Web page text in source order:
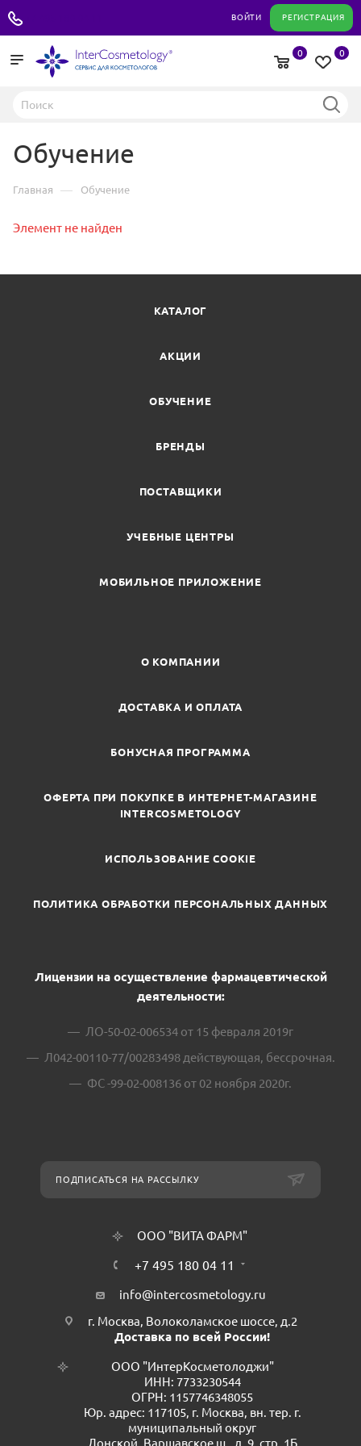
ВОЙТИ РЕГИСТРАЦИЯ
0
0
Обучение
Главная — Обучение
Элемент не найден
КАТАЛОГ
АКЦИИ
ОБУЧЕНИЕ
БРЕНДЫ
ПОСТАВЩИКИ
УЧЕБНЫЕ ЦЕНТРЫ
МОБИЛЬНОЕ ПРИЛОЖЕНИЕ
О КОМПАНИИ
ДОСТАВКА И ОПЛАТА
БОНУСНАЯ ПРОГРАММА
ОФЕРТА ПРИ ПОКУПКЕ В ИНТЕРНЕТ-МАГАЗИНЕ
INTERCOSMETOLOGY
ИСПОЛЬЗОВАНИЕ COOKIE
ПОЛИТИКА ОБРАБОТКИ ПЕРСОНАЛЬНЫХ ДАННЫХ
Лицензии на осуществление фармацевтической
деятельности:
ЛО-50-02-006534 от 15 февраля 2019г
Л042-00110-77/00283498 действующая, бессрочная.
ФС -99-02-008136 от 02 ноября 2020г.
ПОДПИСАТЬСЯ НА РАССЫЛКУ
ООО "ВИТА ФАРМ"
+7 495 180 04 11
info@intercosmetology.ru
г. Москва, Волоколамское шоссе, д.2
Доставка по всей России!
ООО "ИнтерКосметолоджи"
ИНН: 7733230544
ОГРН: 1157746348055
Юр. адрес: 117105, г. Москва, вн. тер. г.
муниципальный округ
Донской, Варшавское ш., д. 9, стр. 1Б